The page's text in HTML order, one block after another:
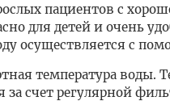
пациентов с
для детей и очень
осуществляется с
температура воды.
за счет регулярной